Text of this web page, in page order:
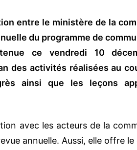
entre le ministère de la
du programme de
ce vendredi 10
des activités réalisées au
ainsi que les leçons
avec les acteurs de la
annuelle. Aussi, elle offre